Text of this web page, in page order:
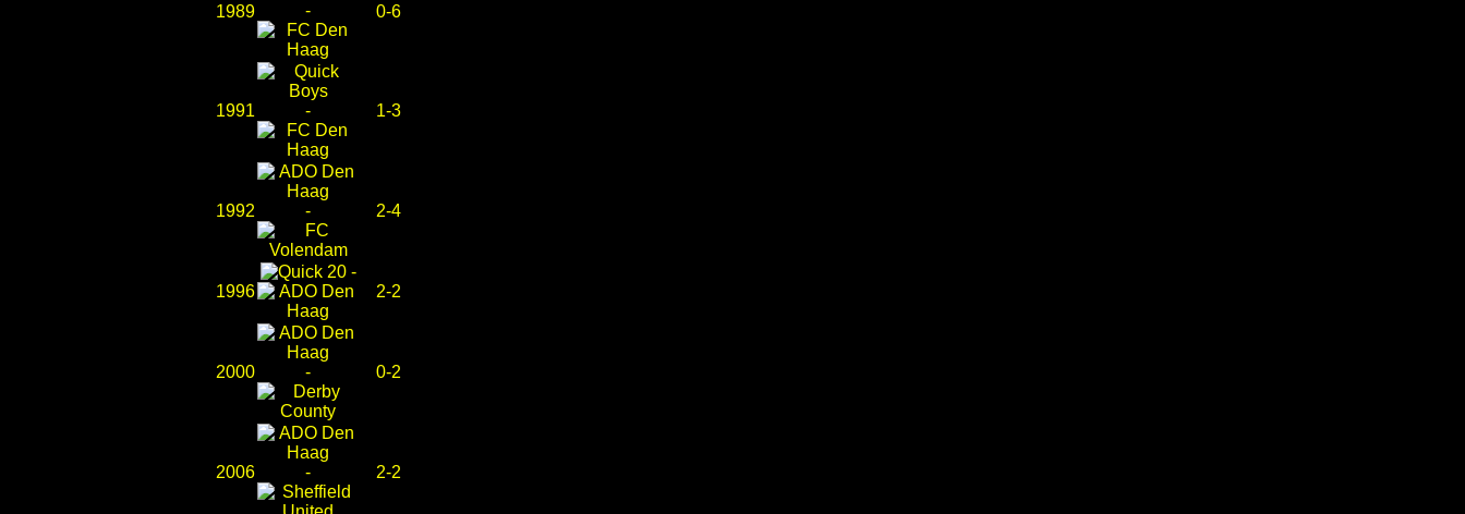
1989 - 0-6
1991 - 1-3
1992 - 2-4
1996
-
2-2
2000 - 0-2
2006 - 2-2